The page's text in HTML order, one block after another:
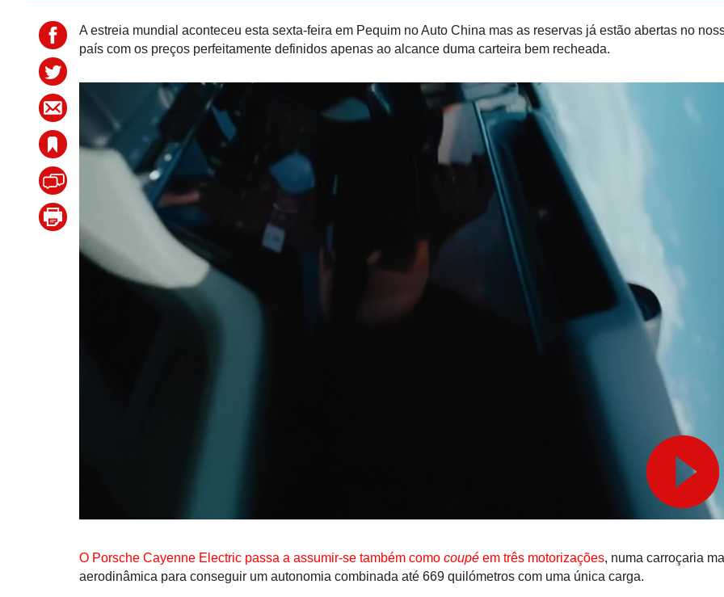
A estreia mundial aconteceu esta sexta-feira em Pequim no Auto China mas as reservas já estão abertas no
país com os preços perfeitamente definidos apenas ao alcance duma carteira bem recheada.
O Porsche Cayenne Electric passa a assumir-se também comocoupé em três motorizações, numa carroçaria
aerodinâmica para conseguir um autonomia combinada até 669 quilómetros com uma única carga.